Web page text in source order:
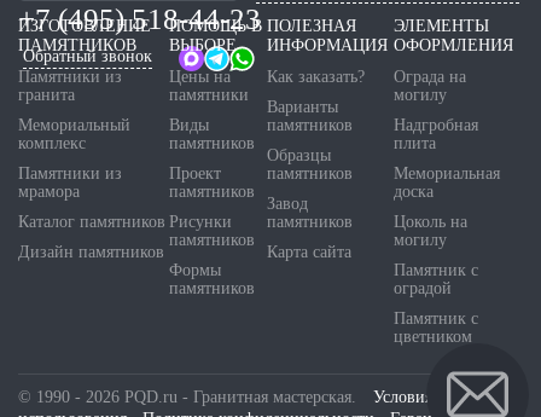
+7 (495) 518-44-23
Обратный звонок
ИЗГОТОВЛЕНИЕ
ПАМЯТНИКОВ
Памятники из
гранита
Мемориальный
комплекс
Памятники из
мрамора
Каталог памятников
Дизайн памятников
ПОМОЩЬ В
ВЫБОРЕ
Цены на
памятники
Виды
памятников
Проект
памятников
Рисунки
памятников
Формы
памятников
ПОЛЕЗНАЯ
ИНФОРМАЦИЯ
Как заказать?
Варианты
памятников
Образцы
памятников
Завод
памятников
Карта сайта
ЭЛЕМЕНТЫ
ОФОРМЛЕНИЯ
Ограда на
могилу
Надгробная
плита
Мемориальная
доска
Цоколь на
могилу
Памятник с
оградой
Памятник с
цветником
© 1990 - 2026 PQD.ru - Гранитная мастерская. Условия